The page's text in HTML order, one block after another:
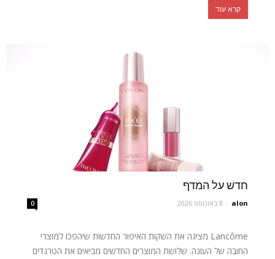
קרא עוד
חדש על המדף
alon
- 8 באוגוסט 2026 0
Lancôme מציגה את השקות האיפור החדשות שיהפכו למוצרי
החובה של העונה. שלושת המוצרים החדשים מביאים את הטרנדים